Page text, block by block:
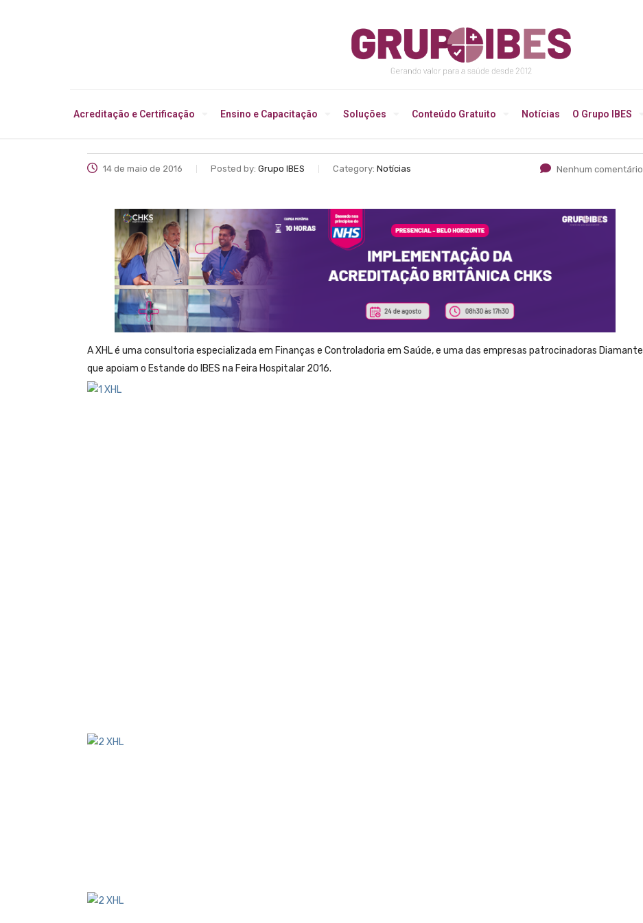
Acreditação e Certificação Ensino e Capacitação Soluções Conteúdo Gratuito Notícias O Grupo IBES
14 de maio de 2016 Posted by: Grupo IBES Category: Notícias Nenhum comentário
A XHL é uma consultoria especializada em Finanças e Controladoria em Saúde, e uma das empresas patrocinadoras Diamante
que apoiam o Estande do IBES na Feira Hospitalar 2016.